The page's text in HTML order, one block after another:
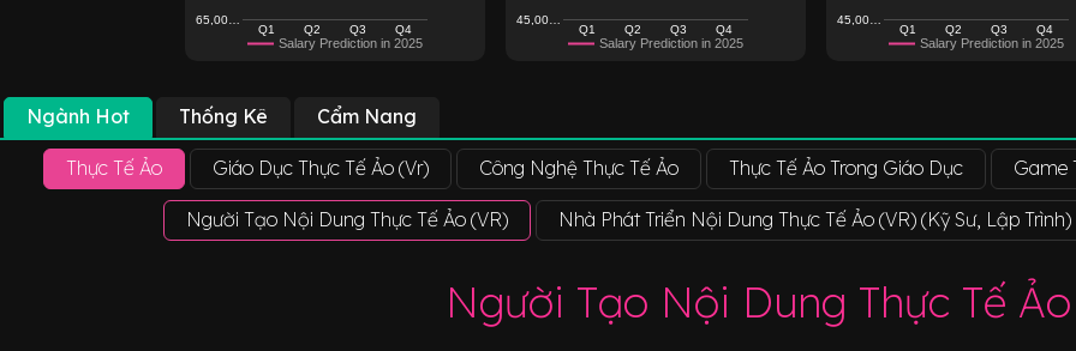
Salary Prediction in 2025
Q1 Q2 Q3 Q4
65,00…
Salary Prediction in 2025
Q1 Q2 Q3 Q4
45,00…
Salary Prediction in 2025
Q1 Q2 Q3 Q4
45,00…
Ngành Hot Thống Kê Cẩm Nang
Thực Tế Ảo Giáo Dục Thực Tế Ảo (Vr) Công Nghệ Thực Tế Ảo Thực Tế Ảo Trong Giáo Dục Game
Người Tạo Nội Dung Thực Tế Ảo (VR) Nhà Phát Triển Nội Dung Thực Tế Ảo (VR) (Kỹ Sư, Lập Trình)
Người Tạo Nội Dung Thực Tế